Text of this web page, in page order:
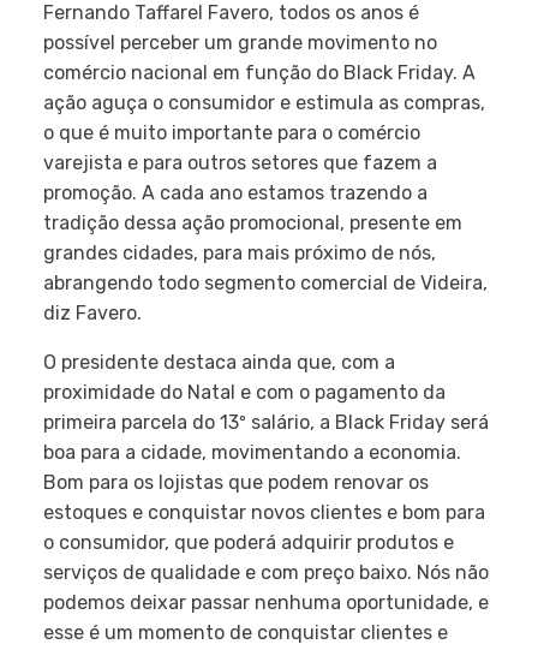
Fernando Taffarel Favero, todos os anos é
possível perceber um grande movimento no
comércio nacional em função do Black Friday. A
ação aguça o consumidor e estimula as compras,
o que é muito importante para o comércio
varejista e para outros setores que fazem a
promoção. A cada ano estamos trazendo a
tradição dessa ação promocional, presente em
grandes cidades, para mais próximo de nós,
abrangendo todo segmento comercial de Videira,
diz Favero.
O presidente destaca ainda que, com a
proximidade do Natal e com o pagamento da
primeira parcela do 13º salário, a Black Friday será
boa para a cidade, movimentando a economia.
Bom para os lojistas que podem renovar os
estoques e conquistar novos clientes e bom para
o consumidor, que poderá adquirir produtos e
serviços de qualidade e com preço baixo. Nós não
podemos deixar passar nenhuma oportunidade, e
esse é um momento de conquistar clientes e